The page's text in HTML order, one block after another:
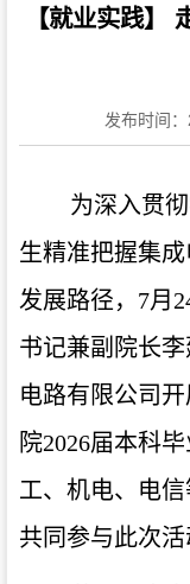
【就业实践】
发布时间
为深入贯
生精准把握集
发展路径， 7月
书记兼副院长
电路有限公司
院2026届本科
工、机电、电
共同参与此次活